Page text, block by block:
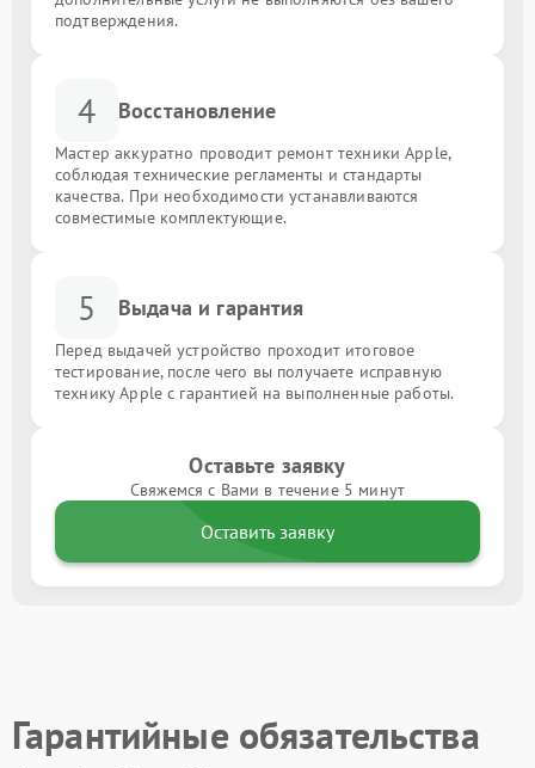
подтверждения.
4 Восстановление
Мастер аккуратно проводит ремонт техники Apple,
соблюдая технические регламенты и стандарты
качества. При необходимости устанавливаются
совместимые комплектующие.
5 Выдача и гарантия
Перед выдачей устройство проходит итоговое
тестирование, после чего вы получаете исправную
технику Apple с гарантией на выполненные работы.
Оставьте заявку
Свяжемся с Вами в течение 5 минут
Оставить заявку
Гарантийные обязательства